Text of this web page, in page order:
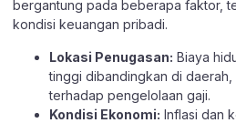
bergantung pada beberapa faktor,
kondisi keuangan pribadi.
Lokasi Penugasan: Biaya
tinggi dibandingkan di
terhadap pengelolaan gaji.
Kondisi Ekonomi: Inflasi dan